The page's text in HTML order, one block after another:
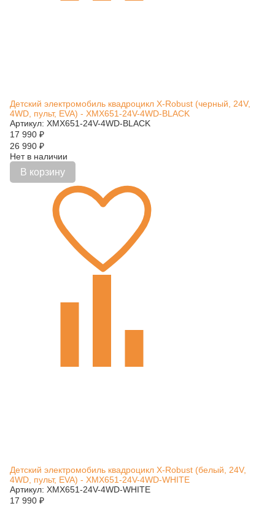
Детский электромобиль квадроцикл X-Robust (черный, 24V,
4WD, пульт, EVA) - XMX651-24V-4WD-BLACK
Артикул: XMX651-24V-4WD-BLACK
17 990 ₽
26 990 ₽
Нет в наличии
В корзину
Детский электромобиль квадроцикл X-Robust (белый, 24V,
4WD, пульт, EVA) - XMX651-24V-4WD-WHITE
Артикул: XMX651-24V-4WD-WHITE
17 990 ₽